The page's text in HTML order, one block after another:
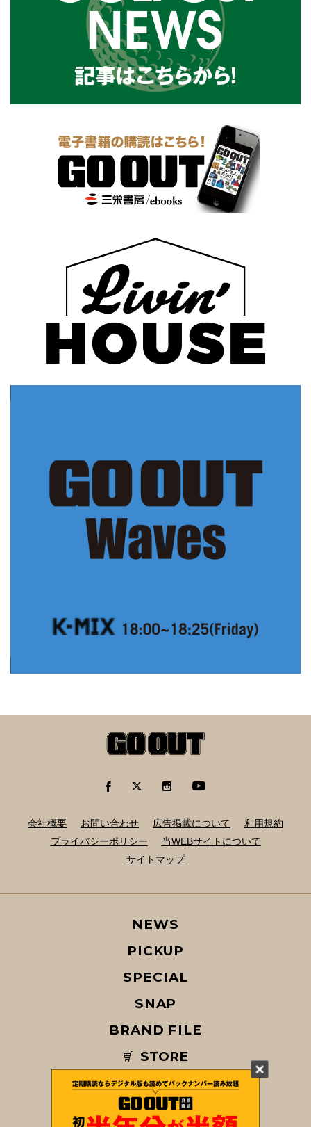
会社概要 お問い合わせ 広告掲載について
利用規約
プライバシーポリシー
当WEBサイトについて
サイトマップ
NEWS
PICKUP
SPECIAL
SNAP
BRAND FILE
STORE
MAGAZINE